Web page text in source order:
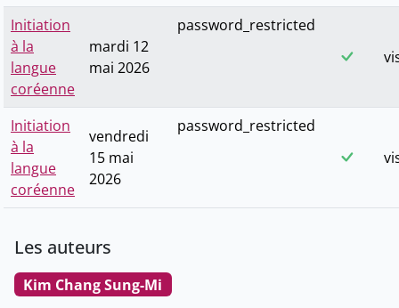
Initiation
à la
langue
coréenne
mardi 12
mai 2026
password_restricted
Initiation
à la
langue
coréenne
vendredi
15 mai
2026
password_restricted
Les auteurs
Kim Chang Sung-Mi